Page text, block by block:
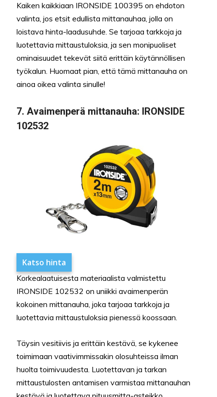
Kaiken kaikkiaan IRONSIDE 100395 on ehdoton
valinta, jos etsit edullista mittanauhaa, jolla on
loistava hinta-laadusuhde. Se tarjoaa tarkkoja ja
luotettavia mittaustuloksia, ja sen monipuoliset
ominaisuudet tekevät siitä erittäin käytännöllisen
työkalun. Huomaat pian, että tämä mittanauha on
ainoa oikea valinta sinulle!
7. Avaimenperä mittanauha: IRONSIDE
102532
Katso hinta
Korkealaatuisesta materiaalista valmistettu
IRONSIDE 102532 on uniikki avaimenperän
kokoinen mittanauha, joka tarjoaa tarkkoja ja
luotettavia mittaustuloksia pienessä koossaan.
Täysin vesitiivis ja erittäin kestävä, se kykenee
toimimaan vaativimmissakin olosuhteissa ilman
huolta toimivuudesta. Luotettavan ja tarkan
mittaustulosten antamisen varmistaa mittanauhan